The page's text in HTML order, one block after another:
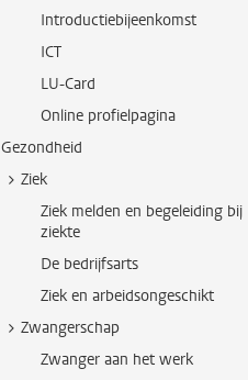
Introductiebijeenkomst
ICT
LU-Card
Online profielpagina
Gezondheid
Ziek
Ziek melden en begeleiding bij
ziekte
De bedrijfsarts
Ziek en arbeidsongeschikt
Zwangerschap
Zwanger aan het werk